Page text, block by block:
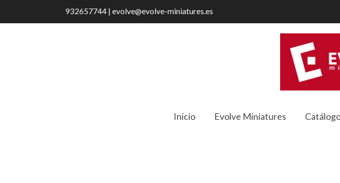
932657744 | evolve@evolve-miniatures.es
Inicio Evolve Miniatures